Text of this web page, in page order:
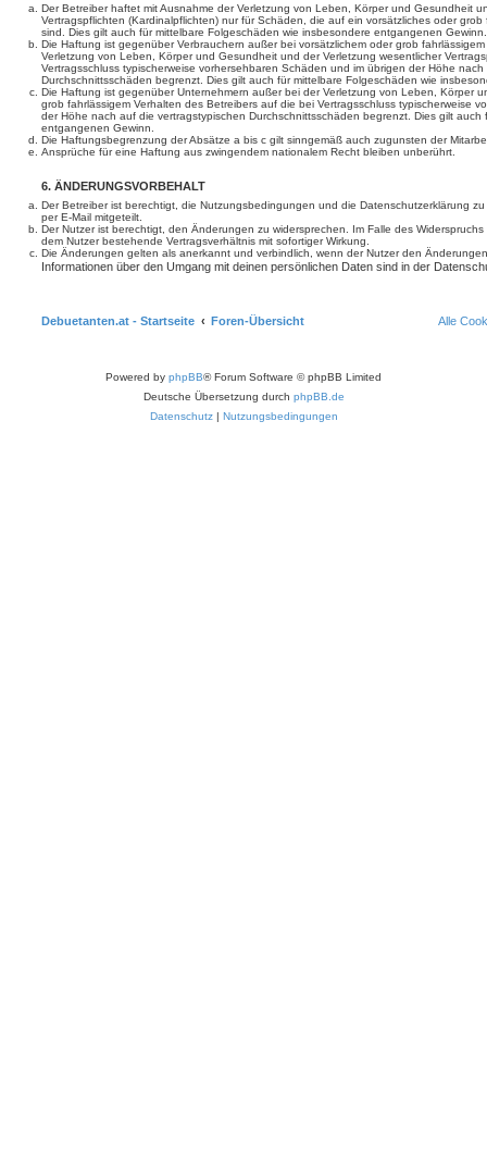
Der Betreiber haftet mit Ausnahme der Verletzung von Leben, Körper und Gesundheit
Vertragspflichten (Kardinalpflichten) nur für Schäden, die auf ein vorsätzliches oder
sind. Dies gilt auch für mittelbare Folgeschäden wie insbesondere entgangenen Gewinn.
Die Haftung ist gegenüber Verbrauchern außer bei vorsätzlichem oder grob
Verletzung von Leben, Körper und Gesundheit und der Verletzung wesentlicher
Vertragsschluss typischerweise vorhersehbaren Schäden und im übrigen der Höhe
Durchschnittsschäden begrenzt. Dies gilt auch für mittelbare Folgeschäden wie
Die Haftung ist gegenüber Unternehmern außer bei der Verletzung von Leben, Körper
grob fahrlässigem Verhalten des Betreibers auf die bei Vertragsschluss typischerweise
der Höhe nach auf die vertragstypischen Durchschnittsschäden begrenzt. Dies gilt
entgangenen Gewinn.
Die Haftungsbegrenzung der Absätze a bis c gilt sinngemäß auch zugunsten der
Ansprüche für eine Haftung aus zwingendem nationalem Recht bleiben unberührt.
6. ÄNDERUNGSVORBEHALT
Der Betreiber ist berechtigt, die Nutzungsbedingungen und die Datenschutzerklärung
per E-Mail mitgeteilt.
Der Nutzer ist berechtigt, den Änderungen zu widersprechen. Im Falle des
dem Nutzer bestehende Vertragsverhältnis mit sofortiger Wirkung.
Die Änderungen gelten als anerkannt und verbindlich, wenn der Nutzer den
Informationen über den Umgang mit deinen persönlichen Daten sind in der
Debuetanten.at - Startseite Foren-Übersicht Alle
Powered by phpBB® Forum Software © phpBB Limited
Deutsche Übersetzung durch phpBB.de
Datenschutz| Nutzungsbedingungen